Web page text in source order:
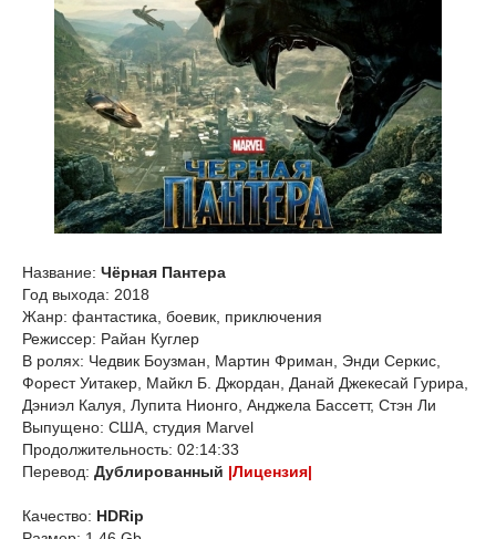
Название: Чёрная Пантера
Год выхода: 2018
Жанр: фантастика, боевик, приключения
Режиссер: Райан Куглер
В ролях: Чедвик Боузман, Мартин Фриман, Энди Серкис,
Форест Уитакер, Майкл Б. Джордан, Данай Джекесай Гурира,
Дэниэл Калуя, Лупита Нионго, Анджела Бассетт, Стэн Ли
Выпущено: США, студия Marvel
Продолжительность: 02:14:33
Перевод: Дублированный |Лицензия|
Качество: HDRip